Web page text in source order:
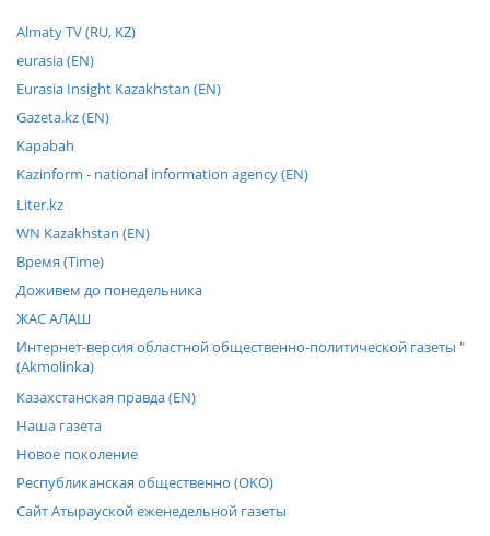
Almaty TV (RU, KZ)
eurasia (EN)
Eurasia Insight Kazakhstan (EN)
Gazeta.kz (EN)
Kapabah
Kazinform - national information agency (EN)
Liter.kz
WN Kazakhstan (EN)
Время (Time)
Доживем до понедельника
ЖАС АЛАШ
Интернет-версия областной общественно-политической газеты "
(Akmolinka)
Казахстанская правда (EN)
Наша газета
Новое поколение
Республиканская общественно (OKO)
Сайт Атырауской еженедельной газеты